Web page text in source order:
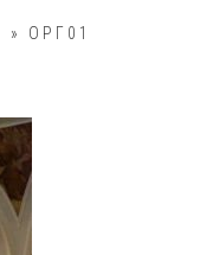
» ОРГ01